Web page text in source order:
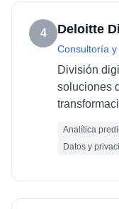
4 Deloitte
Consultoría
División
soluciones
Analítica
Datos y